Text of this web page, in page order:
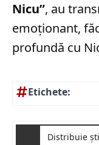
Nicu”, au
emoționant,
profundă cu
Etichete:
Distribuie